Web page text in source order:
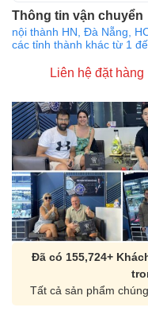
Thông tin vận chuyển
nội thành HN, Đà Nẵng,
các tỉnh thành khác từ 1
Liên hệ đặt hàng
Đã có 155,724+
Tất cả sản phẩm